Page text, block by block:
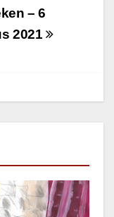
– 6
2021